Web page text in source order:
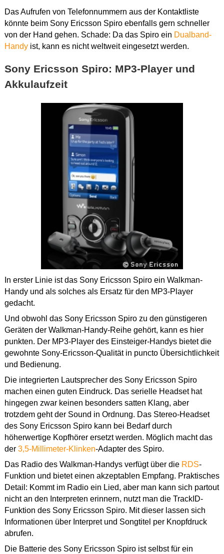
Das Aufrufen von Telefonnummern aus der Kontaktliste
könnte beim Sony Ericsson Spiro ebenfalls gern schneller
von der Hand gehen. Schade: Da das Spiro ein Dualband-
Handyist, kann es nicht weltweit eingesetzt werden.
Sony Ericsson Spiro: MP3-Player und
Akkulaufzeit
In erster Linie ist das Sony Ericsson Spiro ein Walkman-
Handy und als solches als Ersatz für den MP3-Player
gedacht.
Und obwohl das Sony Ericsson Spiro zu den günstigeren
Geräten der Walkman-Handy-Reihe gehört, kann es hier
punkten. Der MP3-Player des Einsteiger-Handys bietet die
gewohnte Sony-Ericsson-Qualität in puncto Übersichtlichkeit
und Bedienung.
Die integrierten Lautsprecher des Sony Ericsson Spiro
machen einen guten Eindruck. Das serielle Headset hat
hingegen zwar keinen besonders satten Klang, aber
trotzdem geht der Sound in Ordnung. Das Stereo-Headset
des Sony Ericsson Spiro kann bei Bedarf durch
höherwertige Kopfhörer ersetzt werden. Möglich macht das
der 3,5-Millimeter-Klinken-Adapter des Spiro.
Das Radio des Walkman-Handys verfügt über die RDS-
Funktion und bietet einen akzeptablen Empfang. Praktisches
Detail: Kommt im Radio ein Lied, aber man kann sich partout
nicht an den Interpreten erinnern, nutzt man die TrackID-
Funktion des Sony Ericsson Spiro. Mit dieser lassen sich
Informationen über Interpret und Songtitel per Knopfdruck
abrufen.
Die Batterie des Sony Ericsson Spiro ist selbst für ein